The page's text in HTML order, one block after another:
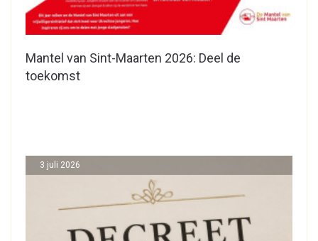
Mantel van Sint-Maarten 2026: Deel de
toekomst
3 juli 2026